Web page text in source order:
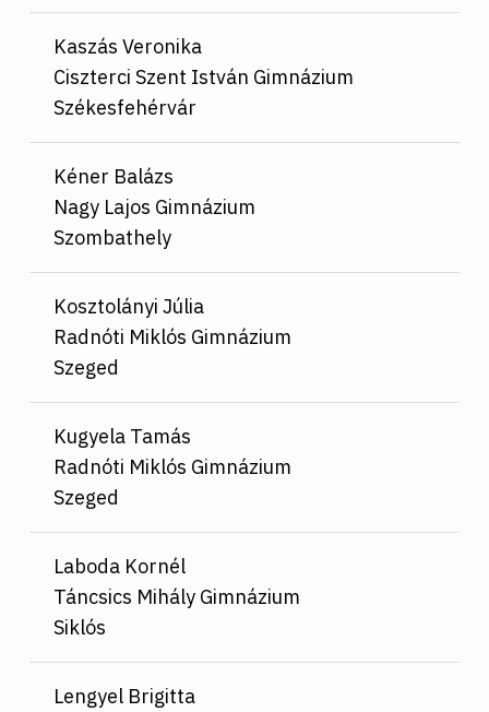
Kaszás Veronika
Ciszterci Szent István Gimnázium
Székesfehérvár
Kéner Balázs
Nagy Lajos Gimnázium
Szombathely
Kosztolányi Júlia
Radnóti Miklós Gimnázium
Szeged
Kugyela Tamás
Radnóti Miklós Gimnázium
Szeged
Laboda Kornél
Táncsics Mihály Gimnázium
Siklós
Lengyel Brigitta